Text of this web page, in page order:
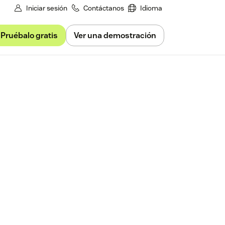
Iniciar sesión Contáctanos Idioma
Pruébalo gratis Ver una demostración